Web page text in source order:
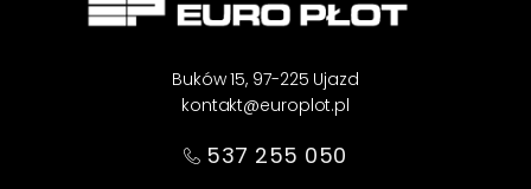
Buków 15, 97-225 Ujazd
kontakt@europlot.pl
537 255 050